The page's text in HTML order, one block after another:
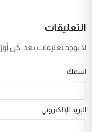
التعليقات
لا توجد تعليقات بعد. كن
اسمك
البريد الإلكتروني